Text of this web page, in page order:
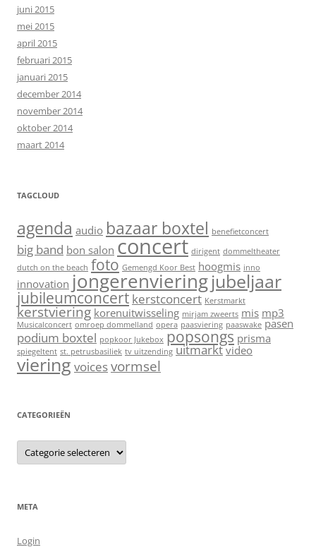
juni 2015
mei 2015
april 2015
februari 2015
januari 2015
december 2014
november 2014
oktober 2014
maart 2014
TAGCLOUD
agenda audio bazaar boxtel benefietconcert
big band bon salon concert dirigent dommeltheater
dutch on the beach foto Gemengd Koor Best hoogmis inno
innovation jongerenvieringjubeljaar
jubileumconcert kerstconcert Kerstmarkt
kerstviering korenuitwisseling mirjam zweerts mis mp3
Musicalconcert omroep dommelland opera paasviering paaswake pasen
podium boxtel popkoor Jukebox popsongs prisma
spiegeltent st. petrusbasiliek tv uitzending uitmarkt video
viering voicesvormsel
CATEGORIEËN
C
t
r
i
n
META
Login